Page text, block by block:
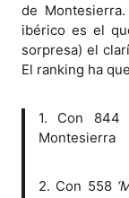
de
ibérico es el
sorpresa) el
El ranking ha
1. Con 844
Montesierra
2. Con 558